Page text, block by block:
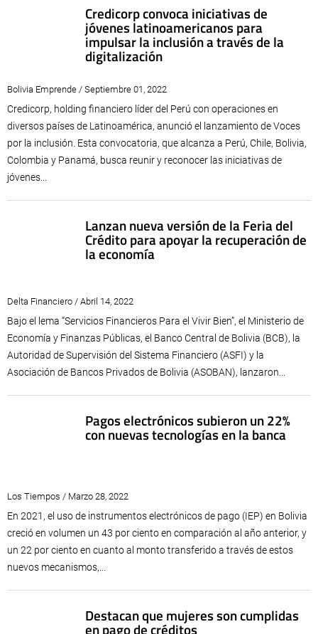
Credicorp convoca iniciativas de
jóvenes latinoamericanos para
impulsar la inclusión a través de la
digitalización
Bolivia Emprende / Septiembre 01, 2022
Credicorp, holding financiero líder del Perú con operaciones en
diversos países de Latinoamérica, anunció el lanzamiento de Voces
por la inclusión. Esta convocatoria, que alcanza a Perú, Chile, Bolivia,
Colombia y Panamá, busca reunir y reconocer las iniciativas de
jóvenes...
Lanzan nueva versión de la Feria del
Crédito para apoyar la recuperación de
la economía
Delta Financiero / Abril 14, 2022
Bajo el lema “Servicios Financieros Para el Vivir Bien”, el Ministerio de
Economía y Finanzas Públicas, el Banco Central de Bolivia (BCB), la
Autoridad de Supervisión del Sistema Financiero (ASFI) y la
Asociación de Bancos Privados de Bolivia (ASOBAN), lanzaron...
Pagos electrónicos subieron un 22%
con nuevas tecnologías en la banca
Los Tiempos / Marzo 28, 2022
En 2021, el uso de instrumentos electrónicos de pago (IEP) en Bolivia
creció en volumen un 43 por ciento en comparación al año anterior, y
un 22 por ciento en cuanto al monto transferido a través de estos
nuevos mecanismos,...
Destacan que mujeres son cumplidas
en pago de créditos